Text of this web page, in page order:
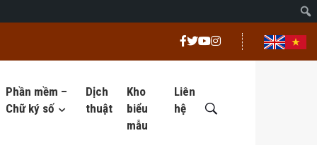
Phần mềm –
Chữ ký số
Dịch
thuật
Kho
biểu
mẫu
Liên
hệ